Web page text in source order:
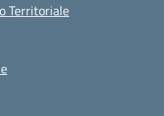
Territoriale